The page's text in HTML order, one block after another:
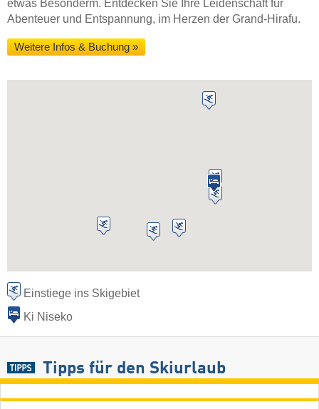
etwas Besonderm. Entdecken Sie Ihre Leidenschaft für
Abenteuer und Entspannung, im Herzen der Grand-Hirafu.
Weitere Infos & Buchung »
Einstiege ins Skigebiet
Ki Niseko
Tipps für den Skiurlaub